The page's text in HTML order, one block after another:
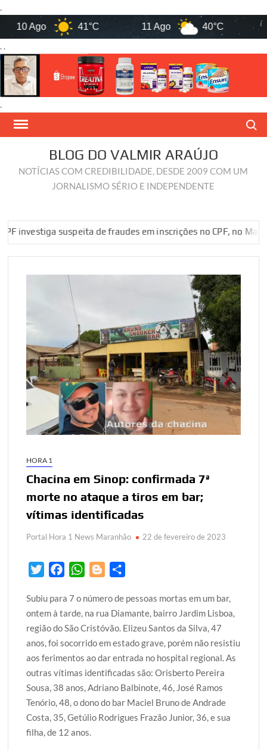
.
Ago 41°C 11 Ago 40°C 12
. .
.
Skip
BLOG DO VALMIR ARAÚJO
NOTÍCIAS COM CREDIBILIDADE, DESDE 2009 COM UM
JORNALISMO SÉRIO E INDEPENDENTE
suspeita de fraudes em inscrições no CPF, no Maranhão
HORA 1
Chacina em Sinop: confirmada 7ª
morte no ataque a tiros em bar;
vítimas identificadas
Portal Hora 1 News Maranhão 22 de fevereiro de 2023
i
t
t
e
r
c
e
b
o
o
k
W
a
t
s
A
p
p
o
g
g
e
r
a
r
e
Subiu para 7 o número de pessoas mortas em um bar,
ontem à tarde, na rua Diamante, bairro Jardim Lisboa,
região do São Cristóvão. Elizeu Santos da Silva, 47
anos, foi socorrido em estado grave, porém não resistiu
aos ferimentos ao dar entrada no hospital regional. As
outras vítimas identificadas são: Orisberto Pereira
Sousa, 38 anos, Adriano Balbinote, 46, José Ramos
Tenório, 48, o dono do bar Maciel Bruno de Andrade
Costa, 35, Getúlio Rodrigues Frazão Junior, 36, e sua
filha, de 12 anos.